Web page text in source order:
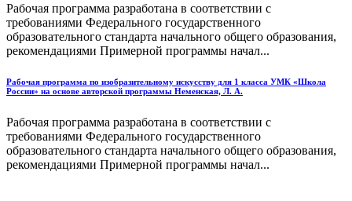
Рабочая программа разработана в соответствии с
требованиями Федерального государственного
образовательного стандарта начального общего образования,
рекомендациями Примерной программы начал...
Рабочая программа по изобразительному искусству для 1 класса УМК «Школа
России» на основе авторской программы Неменская, Л. А.
Рабочая программа разработана в соответствии с
требованиями Федерального государственного
образовательного стандарта начального общего образования,
рекомендациями Примерной программы начал...